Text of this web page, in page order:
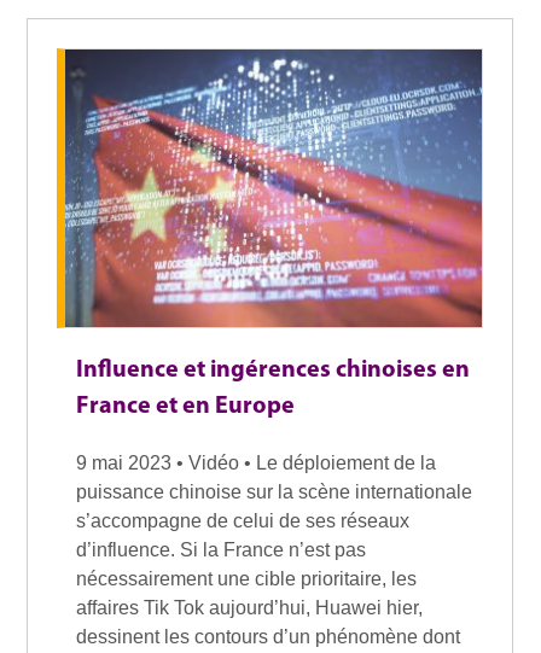
Influence et ingérences chinoises en
France et en Europe
9 mai 2023 • Vidéo • Le déploiement de la
puissance chinoise sur la scène internationale
s’accompagne de celui de ses réseaux
d’influence. Si la France n’est pas
nécessairement une cible prioritaire, les
affaires Tik Tok aujourd’hui, Huawei hier,
dessinent les contours d’un phénomène dont